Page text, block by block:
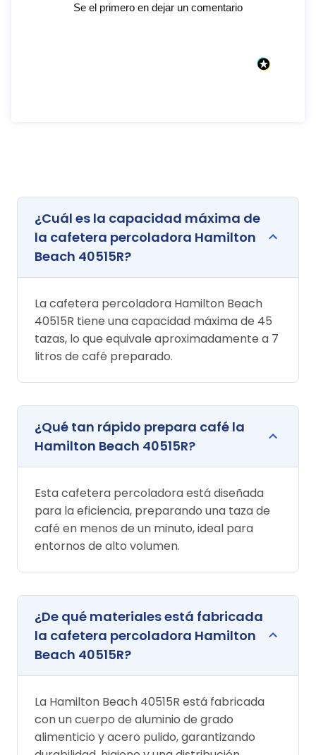
Se el primero en dejar un comentario
¿Cuál es la capacidad máxima de
la cafetera percoladora Hamilton
Beach 40515R?
La cafetera percoladora Hamilton Beach
40515R tiene una capacidad máxima de 45
tazas, lo que equivale aproximadamente a 7
litros de café preparado.
¿Qué tan rápido prepara café la
Hamilton Beach 40515R?
Esta cafetera percoladora está diseñada
para la eficiencia, preparando una taza de
café en menos de un minuto, ideal para
entornos de alto volumen.
¿De qué materiales está fabricada
la cafetera percoladora Hamilton
Beach 40515R?
La Hamilton Beach 40515R está fabricada
con un cuerpo de aluminio de grado
alimenticio y acero pulido, garantizando